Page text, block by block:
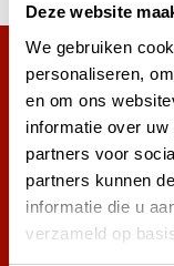
Deze website
We gebruiken
personaliseren,
en om ons
informatie over
partners voor
partners kunnen
informatie die u
verzameld op
Mehr als
angemeldet.
Melde dich für den
die besten